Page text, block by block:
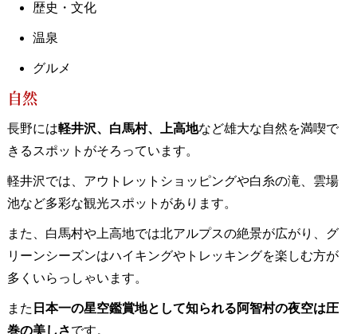
歴史・文化
温泉
グルメ
自然
長野には軽井沢、白馬村、上高地など雄大な自然を満喫で
きるスポットがそろっています。
軽井沢では、アウトレットショッピングや白糸の滝、雲場
池など多彩な観光スポットがあります。
また、白馬村や上高地では北アルプスの絶景が広がり、グ
リーンシーズンはハイキングやトレッキングを楽しむ方が
多くいらっしゃいます。
また 日本一の星空鑑賞地として知られる阿智村の夜空は圧
巻の美しさです。